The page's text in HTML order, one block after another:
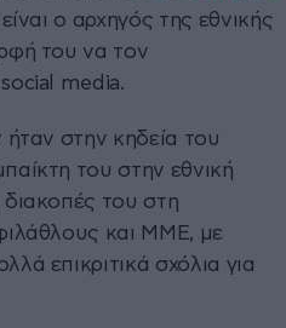
ο αρχηγός της εθνικής
του να τον
media.
ήταν στην κηδεία του
του στην εθνική
του στη
και ΜΜΕ, με
επικριτικά σχόλια για